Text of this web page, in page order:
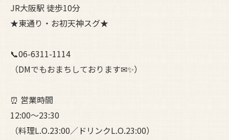
JR大阪駅 徒歩10分
★東通り・お初天神スグ★
📞06-6311-1114
（DMでもおまちしております✉✨）
⏰ 営業時間
12:00〜23:30
（料理L.O.23:00／ドリンクL.O.23:00）